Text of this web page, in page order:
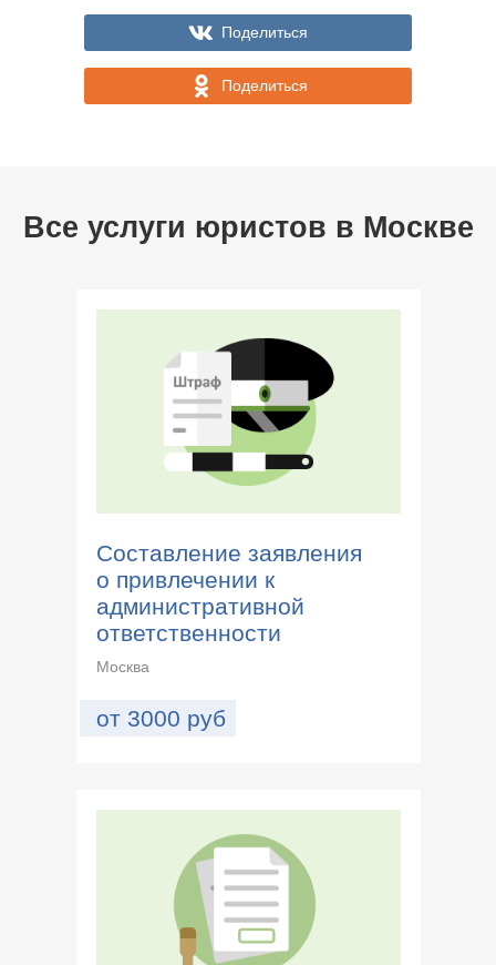
Поделиться
Поделиться
Все услуги юристов в Москве
Составление заявления
о привлечении к
административной
ответственности
Москва
от 3000 руб